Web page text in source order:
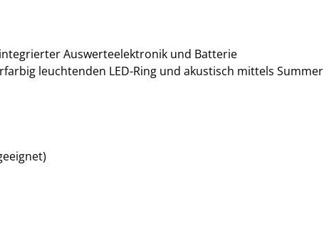
Auswerteelektronik und Batterie
leuchtenden LED-Ring und akustisch mittels Summer